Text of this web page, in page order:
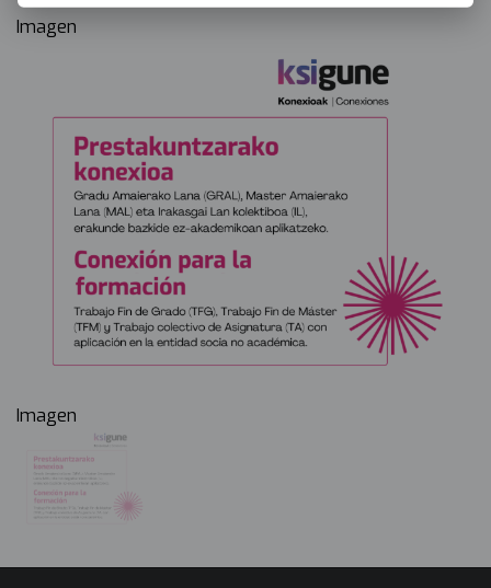
Imagen
Imagen